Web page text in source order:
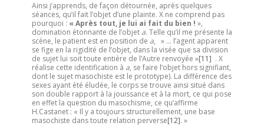
Ainsi j’apprends, de façon détournée, après quelques
séances, qu’il fait l’objet d’une plainte. X ne comprend pas
pourquoi : « Après tout, je lui ai fait du bien ! »,
domination étonnante de l’objet a. Telle qu’il me présente la
scène, le patient est en position de a, » … l’agent apparent
se fige en la rigidité de l’objet, dans la visée que sa division
de sujet lui soit toute entière de l’Autre renvoyée »[11] . X
réalise cette identification à a, se faire l’objet hors signifiant,
dont le sujet masochiste est le prototype). La différence des
sexes ayant été éludée, le corps se trouve ainsi situé dans
son double rapport à la jouissance et à la mort, ce qui pose
en effet la question du masochisme, ce qu’affirme
H.Castanet : « Il y a toujours structurellement, une base
masochiste dans toute relation perverse[12]. »